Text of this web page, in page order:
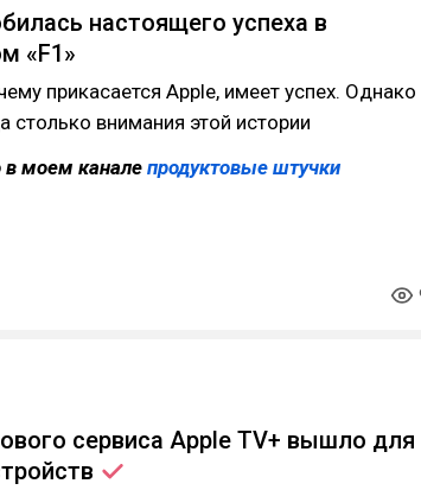
настоящего успеха в
«F1»
прикасается Apple, имеет успех. Однако
столько внимания этой истории
в моем каналепродуктовые штучки
сервиса Apple TV+ вышло для